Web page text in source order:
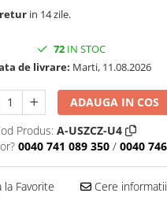
retur in 14 zile.
72IN STOC
de livrare: Marti, 11.08.2026
ADAUGA IN COS
Produs: A-USZCZ-U4
0040 741 089 350 / 0040
Favorite Cere informatii